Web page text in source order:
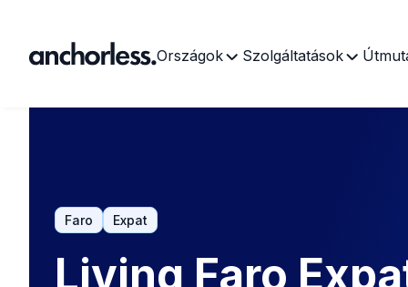
Országok Szolgáltatások
Faro Expat
Living Faro